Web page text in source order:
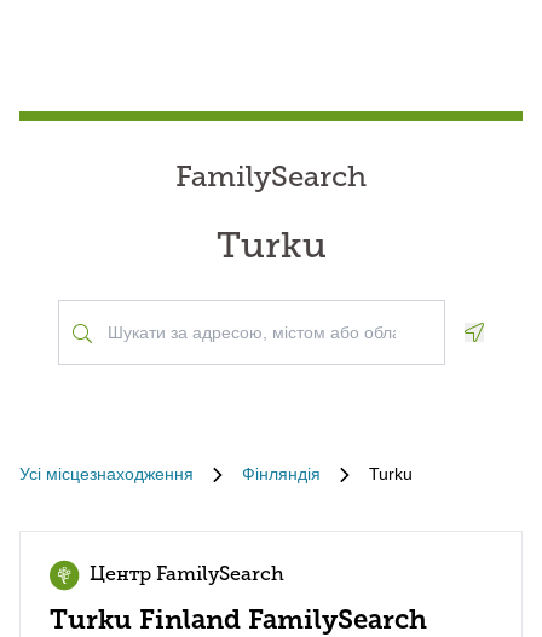
FamilySearch
Turku
Усі місцезнаходження Фінляндія Turku
Центр FamilySearch
Turku Finland FamilySearch